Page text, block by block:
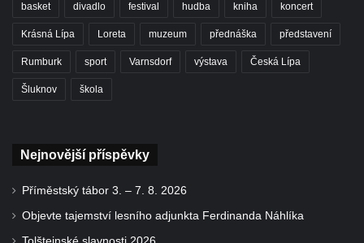
basket divadlo festival hudba kniha koncert
Krásná Lípa Loreta muzeum přednáška představení
Rumburk sport Varnsdorf výstava Česká Lípa
Šluknov škola
Nejnovější příspěvky
Příměstský tábor 3. – 7. 8. 2026
Objevte tajemství lesního adjunkta Ferdinanda Náhlíka